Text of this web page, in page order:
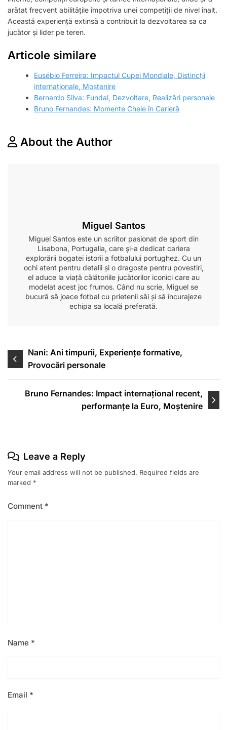
arătat frecvent abilitățile împotriva unei competiții de nivel înalt.
Această experiență extinsă a contribuit la dezvoltarea sa ca
jucător și lider pe teren.
Articole similare
Eusébio Ferreira: Impactul Cupei Mondiale, Distincții
internaționale, Moștenire
Bernardo Silva: Fundal, Dezvoltare, Realizări personale
Bruno Fernandes: Momente Cheie în Carieră
About the Author
Miguel Santos
Miguel Santos este un scriitor pasionat de sport din
Lisabona, Portugalia, care și-a dedicat cariera
explorării bogatei istorii a fotbalului portughez. Cu un
ochi atent pentru detalii și o dragoste pentru povestiri,
el aduce la viață călătoriile jucătorilor iconici care au
modelat acest joc frumos. Când nu scrie, Miguel se
bucură să joace fotbal cu prietenii săi și să încurajeze
echipa sa locală preferată.
Post
navigation
Nani: Ani timpurii, Experiențe formative,
Provocări personale
Bruno Fernandes: Impact internațional recent,
performanțe la Euro, Moștenire
Leave a Reply
Your email address will not be published. Required fields are
marked *
Comment *
Name *
Email *